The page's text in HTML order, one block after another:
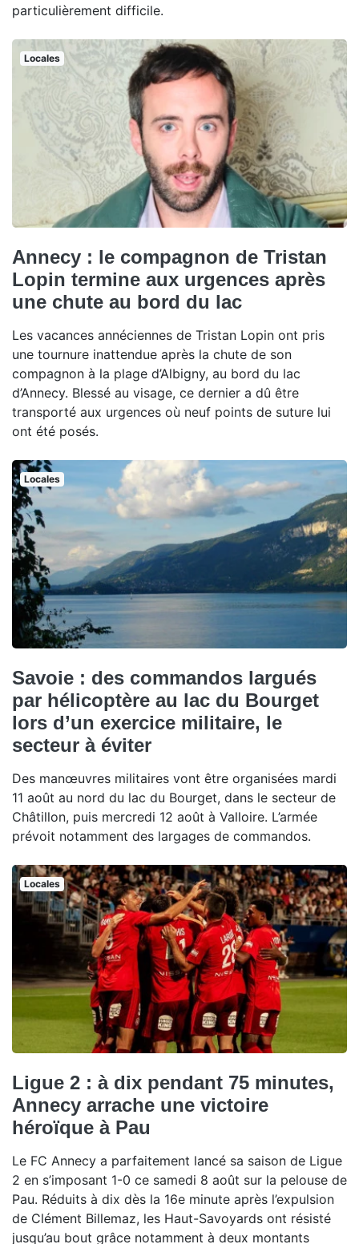
particulièrement difficile.
Locales
Annecy : le compagnon de Tristan
Lopin termine aux urgences après
une chute au bord du lac
Les vacances annéciennes de Tristan Lopin ont pris
une tournure inattendue après la chute de son
compagnon à la plage d’Albigny, au bord du lac
d’Annecy. Blessé au visage, ce dernier a dû être
transporté aux urgences où neuf points de suture lui
ont été posés.
Locales
Savoie : des commandos largués
par hélicoptère au lac du Bourget
lors d’un exercice militaire, le
secteur à éviter
Des manœuvres militaires vont être organisées mardi
11 août au nord du lac du Bourget, dans le secteur de
Châtillon, puis mercredi 12 août à Valloire. L’armée
prévoit notamment des largages de commandos.
Locales
Ligue 2 : à dix pendant 75 minutes,
Annecy arrache une victoire
héroïque à Pau
Le FC Annecy a parfaitement lancé sa saison de Ligue
2 en s’imposant 1-0 ce samedi 8 août sur la pelouse de
Pau. Réduits à dix dès la 16e minute après l’expulsion
de Clément Billemaz, les Haut-Savoyards ont résisté
jusqu’au bout grâce notamment à deux montants